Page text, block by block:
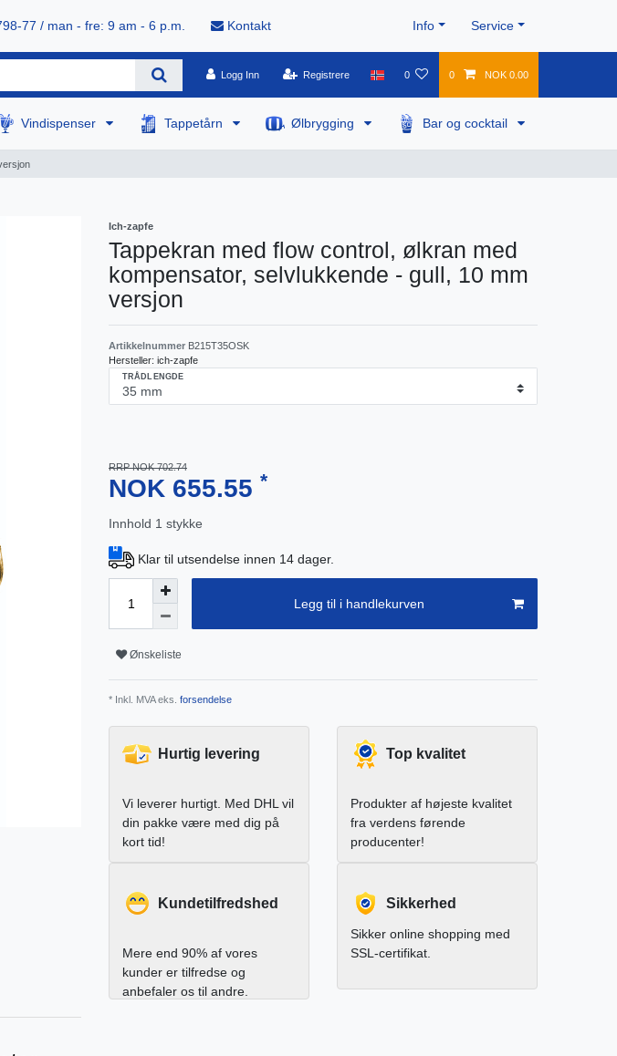
77 / man - fre: 9 am - 6 p.m. Kontakt Info Service
Logg Inn Registrere 0 0 NOK 0.00
Vindispenser Tappetårn Ølbrygging Bar og cocktail
Ich-zapfe
Tappekran med flow control, ølkran med
kompensator, selvlukkende - gull, 10 mm
versjon
Artikkelnummer B215T35OSK
Hersteller: ich-zapfe
TRÅDLENGDE
RRP NOK 702.74
NOK 655.55 *
Innhold 1 stykke
Klar til utsendelse innen 14 dager.
Legg til i handlekurven
Ønskeliste
* Inkl. MVA eks. forsendelse
Hurtig levering
Vi leverer hurtigt. Med DHL vil
din pakke være med dig på
kort tid!
Top kvalitet
Produkter af højeste kvalitet
fra verdens førende
producenter!
Kundetilfredshed
Mere end 90% af vores
kunder er tilfredse og
anbefaler os til andre.
Sikkerhed
Sikker online shopping med
SSL-certifikat.